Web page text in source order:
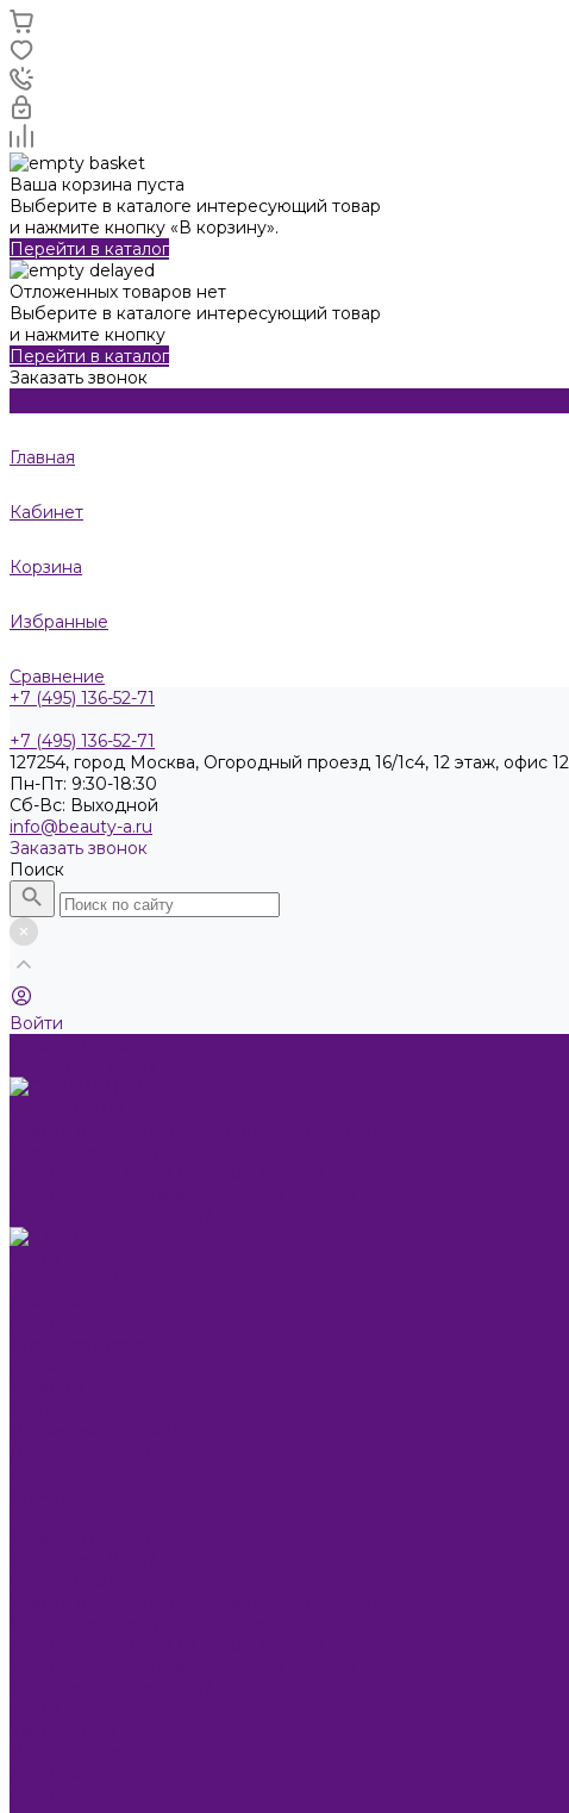
Ваша корзина пуста
Выберите в каталоге интересующий товар
и нажмите кнопку «В корзину».
Перейти в каталог
Отложенных товаров нет
Выберите в каталоге интересующий товар
и нажмите кнопку
Перейти в каталог
Заказать звонок
Главная
Кабинет
Корзина
Избранные
Сравнение
+7 (495) 136-52-71
+7 (495) 136-52-71
127254, город Москва, Огородный проезд 16/1с4, 12 этаж, офис
Пн-Пт: 9:30-18:30
Cб-Вс: Выходной
info@beauty-a.ru
Заказать звонок
Поиск
Войти